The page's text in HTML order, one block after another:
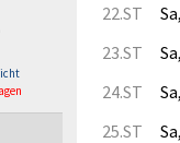
22.ST
23.ST
24.ST
25.ST